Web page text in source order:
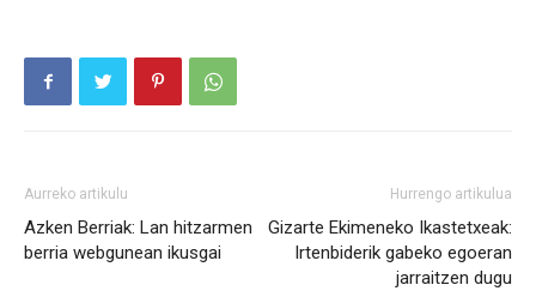
Aurreko artikulu
Azken Berriak: Lan hitzarmen
berria webgunean ikusgai
Hurrengo artikulua
Gizarte Ekimeneko Ikastetxeak:
Irtenbiderik gabeko egoeran
jarraitzen dugu